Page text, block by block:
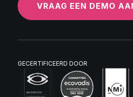
VRAAG EEN DEMO
GECERTIFICEERD DOOR